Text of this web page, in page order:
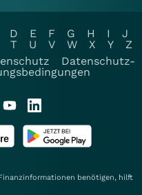
D E F G H I
J
T U V W X Y
Z
Datenschutz-
benötigen, hilft